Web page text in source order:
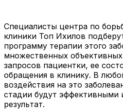
Специалисты центра по
клиники Топ Ихилов
программу терапии этого
множественных
запросов пациентки, ее
обращения в клинику. В
воздействия на это
стадии будут эффективными
результат.